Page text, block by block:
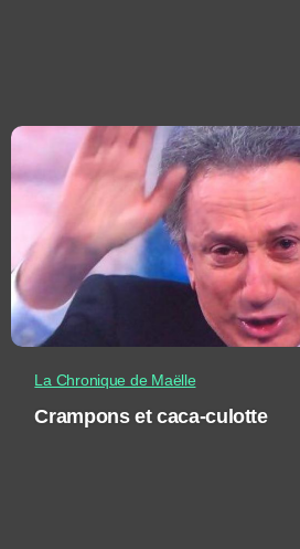
La Chronique de Maëlle
Crampons et caca-culotte